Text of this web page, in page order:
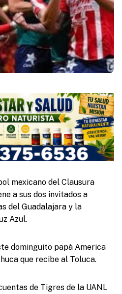
mexicano del Clausura
a sus dos invitados a
del Guadalajara y la
Azul.
dominguito papà America
que recibe al Toluca.
de Tigres de la UANL